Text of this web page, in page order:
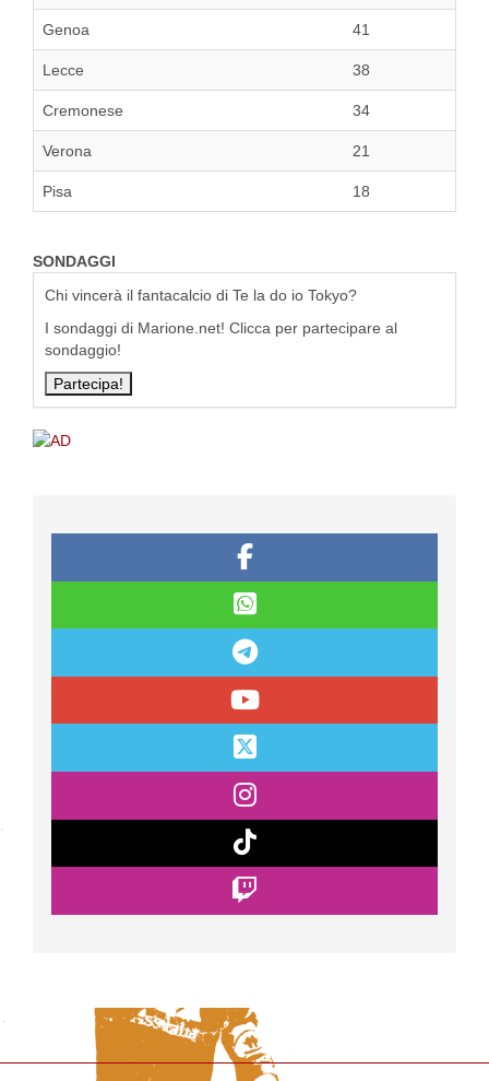
Genoa 41
Lecce 38
Cremonese 34
Verona 21
Pisa 18
SONDAGGI
Chi vincerà il fantacalcio di Te la do io Tokyo?
I sondaggi di Marione.net! Clicca per partecipare al
sondaggio!